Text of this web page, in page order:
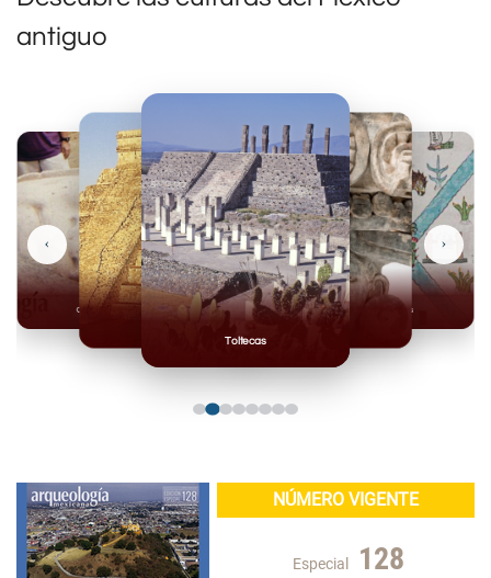
antiguo
Toltecas
Mexicas
Olmecas
‹ ›
NÚMERO VIGENTE
Especial 128